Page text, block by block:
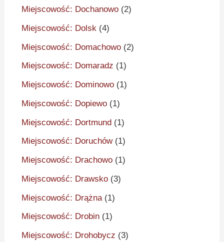
Miejscowość: Dochanowo (2)
Miejscowość: Dolsk (4)
Miejscowość: Domachowo (2)
Miejscowość: Domaradz (1)
Miejscowość: Dominowo (1)
Miejscowość: Dopiewo (1)
Miejscowość: Dortmund (1)
Miejscowość: Doruchów(1)
Miejscowość: Drachowo (1)
Miejscowość: Drawsko (3)
Miejscowość: Drążna (1)
Miejscowość: Drobin (1)
Miejscowość: Drohobycz (3)